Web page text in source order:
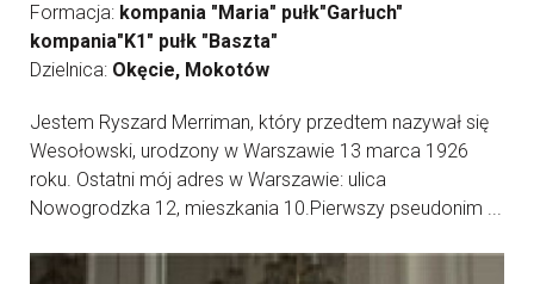
Formacja: kompania "Maria" pułk"Garłuch"
kompania"K1" pułk "Baszta"
Dzielnica: Okęcie, Mokotów
Jestem Ryszard Merriman, który przedtem nazywał się
Wesołowski, urodzony w Warszawie 13 marca 1926
roku. Ostatni mój adres w Warszawie: ulica
Nowogrodzka 12, mieszkania 10.Pierwszy pseudonim ...